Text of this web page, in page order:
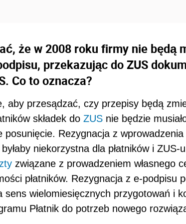
że w 2008 roku firmy nie będą
przekazując do ZUS
Co to oznacza?
aby przesądzać, czy przepisy będą
składek do ZUS nie będzie
posunięcie. Rezygnacja z
niekorzystna dla płatników i ZUS-
związane z prowadzeniem własnego
płatników. Rezygnacja z e-podpisu
sens wielomiesięcznych przygotowań i
Płatnik do potrzeb nowego